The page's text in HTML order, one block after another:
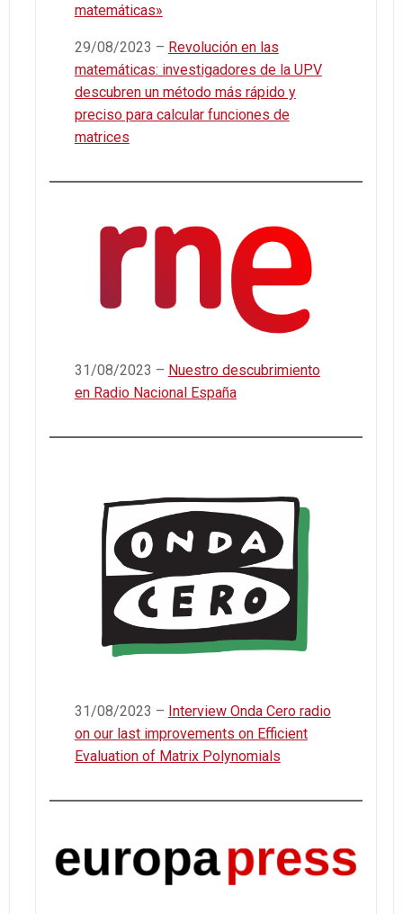
matemáticas»
29/08/2023 – Revolución en las
matemáticas: investigadores de la UPV
descubren un método más rápido y
preciso para calcular funciones de
matrices
31/08/2023 – Nuestro descubrimiento
en ​⁠Radio Nacional España
31/08/2023 – Interview Onda Cero radio
on our last improvements on Efficient
Evaluation of Matrix Polynomials